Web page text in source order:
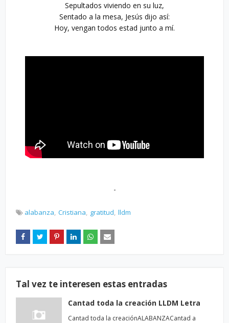
Sepultados viviendo en su luz,
Sentado a la mesa, Jesús dijo así:
Hoy, vengan todos estad junto a mí.
-
alabanza Cristiana gratitud lldm
Tal vez te interesen estas entradas
Cantad toda la creación LLDM Letra
Cantad toda la creaciónALABANZACantad a